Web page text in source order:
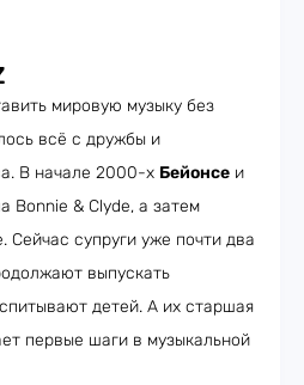
мировую музыку без
всё с дружбы и
В начале 2000-х Бейонсе и
Bonnie & Clyde, а затем
Сейчас супруги уже почти два
выпускать
детей. А их старшая
первые шаги в музыкальной